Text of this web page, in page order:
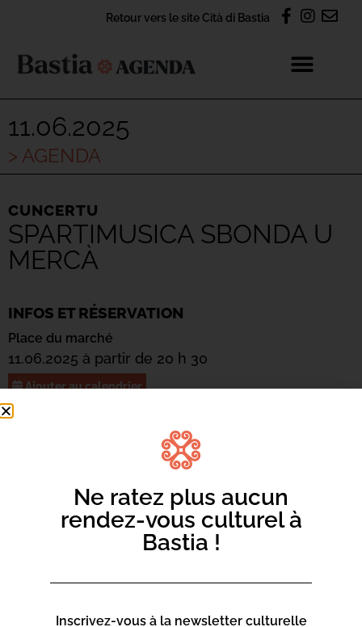
Retour vers le site Cità di Bastia
11.06.2025
> AGENDA
CUNCERTU
SPARTIMUSICA SBONDA U
MERCÀ
INFOS ET RÉSERVATION
Place du marché
11.06.2025 à partir de 20 h 30
Ajouter au calendrier
Ritruvemu u sòlitu spetaculu di fin d’annata di
Spartimusica cù i so attelli di Guitarra/Bassa, Cantu,
Pianò, Batteria, Viulinu per l’uccasione serà interpretatu «
O Generale » di u gruppu Voce Ventu un umagiu à u
Babbu di a Patria.Ne ratez plus aucun
rendez-vous culturel à
Bastia !
Inscrivez-vous à la newsletter culturelle